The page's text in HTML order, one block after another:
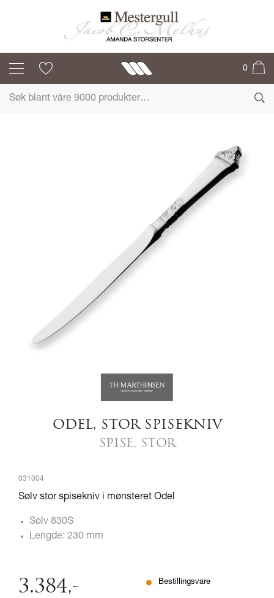
0
ODEL, STOR SPISEKNIV
SPISE, STOR
031004
Sølv stor spisekniv i mønsteret Odel
Sølv 830S
Lengde: 230 mm
3.384,- Bestillingsvare
ODEL